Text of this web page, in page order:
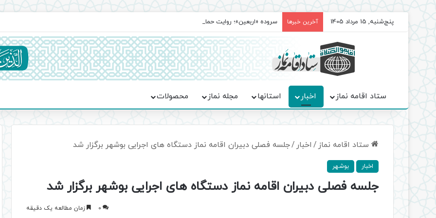
پنج‌شنبه, 15 مرداد 1405 آخرین خبرها سروده‌ «اربعین»؛ روایت حماسه، استقامت و تمدن‌سازی امت اسلامی
ستاد اقامه نماز اخبار استانها مجله نماز محصولات
ستاد اقامه نماز / اخبار /جلسه فصلی دبیران اقامه نماز دستگاه های اجرایی بوشهر برگزار شد
اخبار بوشهر
جلسه فصلی دبیران اقامه نماز دستگاه های اجرایی بوشهر برگزار شد
0 زمان مطالعه یک دقیقه